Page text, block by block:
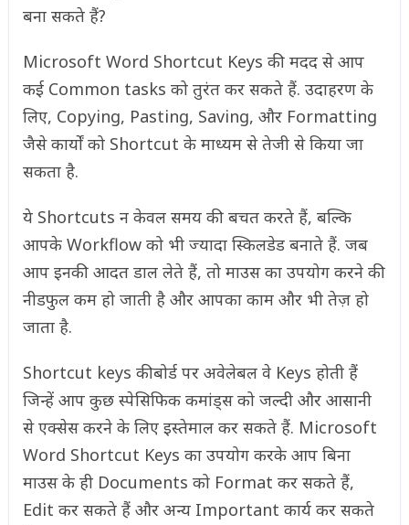
बना सकते हैं?
Microsoft Word Shortcut Keys की मदद से आप
कई Common tasks को तुरंत कर सकते हैं. उदाहरण के
लिए, Copying, Pasting, Saving, और Formatting
जैसे कार्यों को Shortcut के माध्यम से तेजी से किया जा
सकता है.
ये Shortcuts न केवल समय की बचत करते हैं, बल्कि
आपके Workflow को भी ज्यादा स्किलडेड बनाते हैं. जब
आप इनकी आदत डाल लेते हैं, तो माउस का उपयोग करने की
नीडफुल कम हो जाती है और आपका काम और भी तेज़ हो
जाता है.
Shortcut keys कीबोर्ड पर अवेलेबल वे Keys होती हैं
जिन्हें आप कुछ स्पेसिफिक कमांड्स को जल्दी और आसानी
से एक्सेस करने के लिए इस्तेमाल कर सकते हैं. Microsoft
Word Shortcut Keys का उपयोग करके आप बिना
माउस के ही Documents को Format कर सकते हैं,
Edit कर सकते हैं और अन्य Important कार्य कर सकते